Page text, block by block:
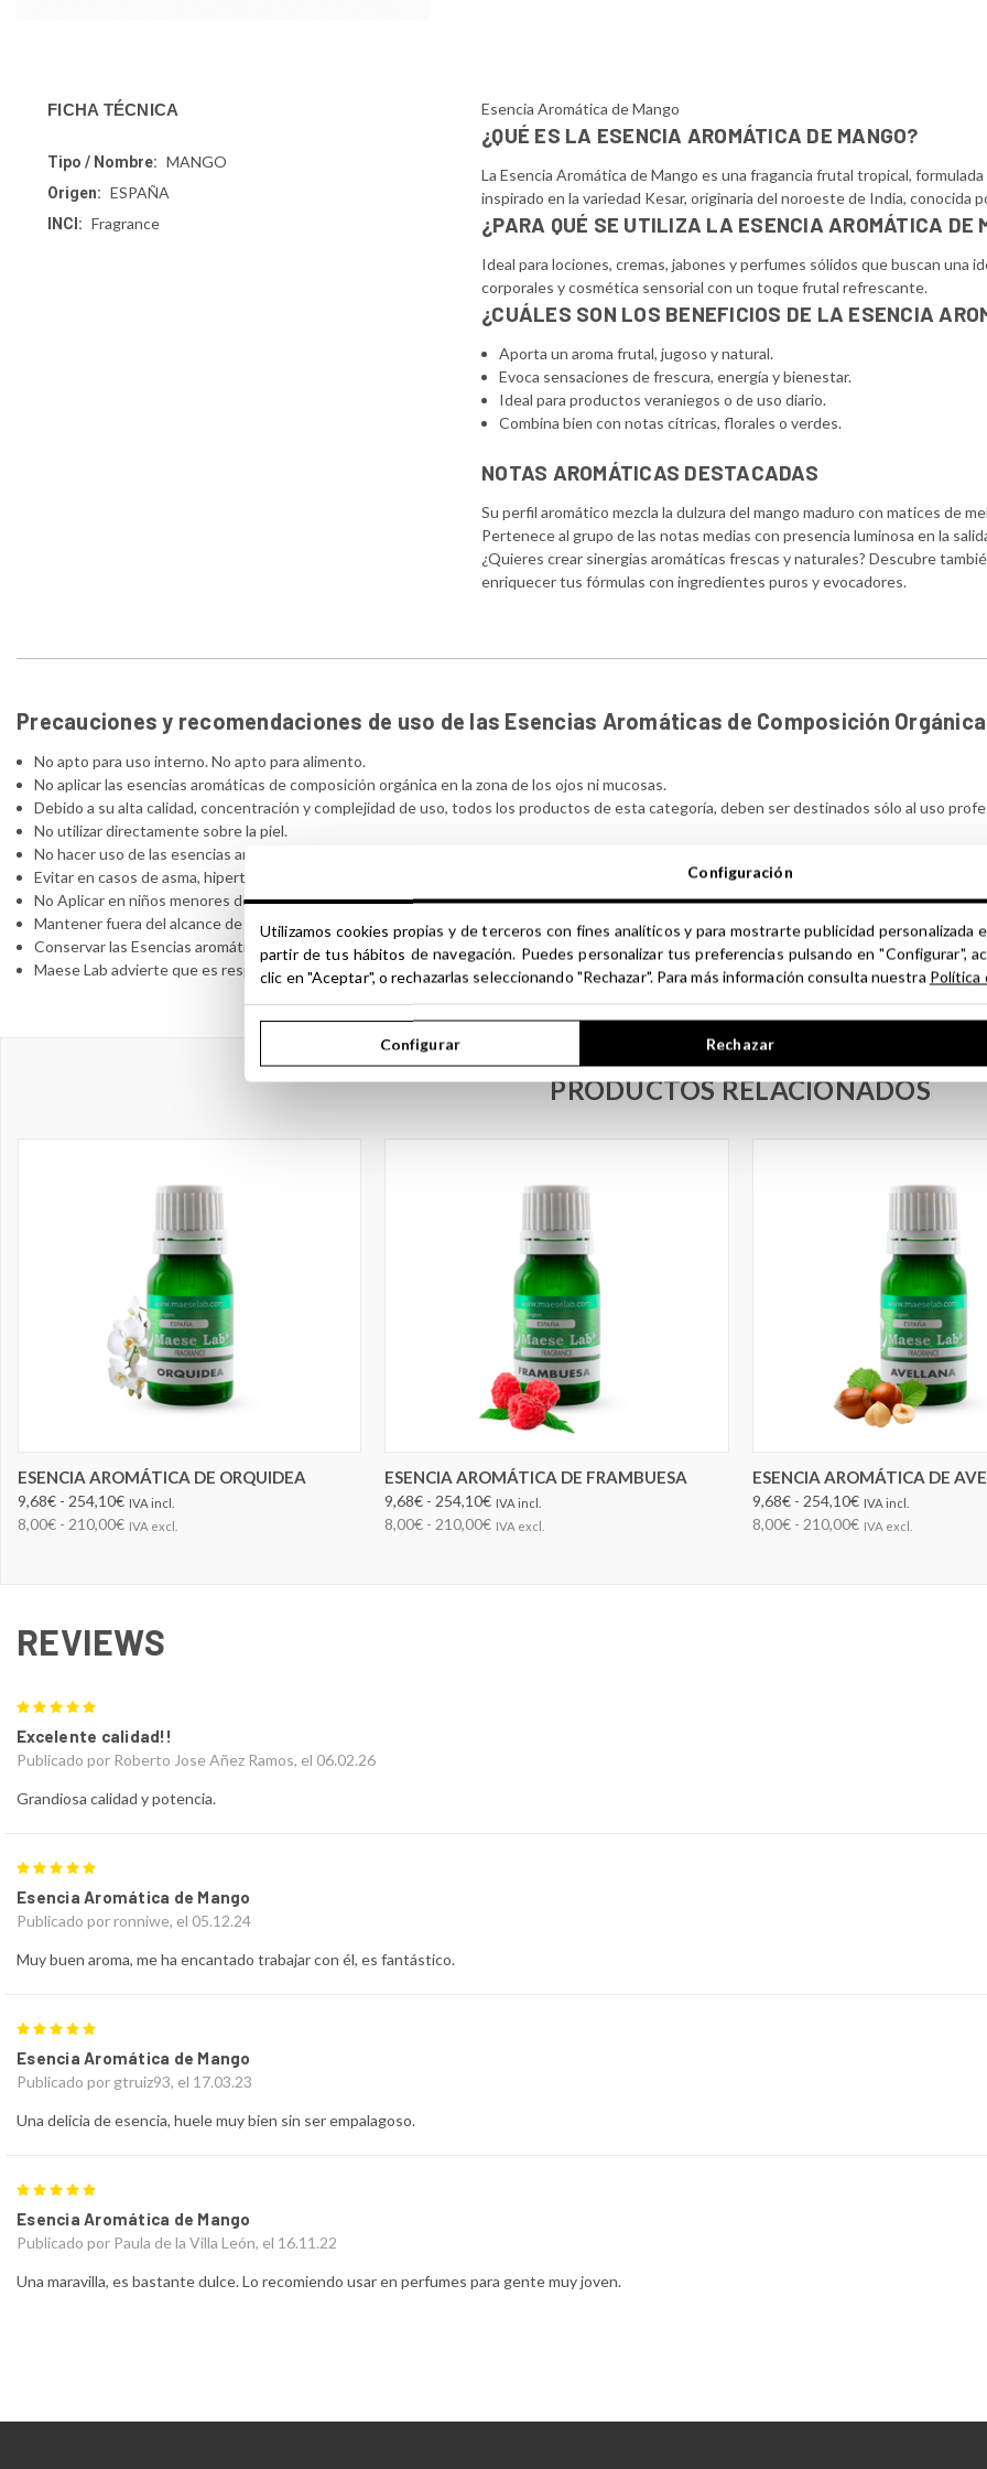
FICHA TÉCNICA
Tipo / Nombre: MANGO
Origen: ESPAÑA
INCI: Fragrance
Esencia Aromática de Mango
¿QUÉ ES LA ESENCIA AROMÁTICA DE MANGO?
La Esencia Aromática de Mango es una fragancia frutal tropical,
inspirado en la variedad Kesar, originaria del noroeste de India, conocida
¿PARA QUÉ SE UTILIZA LA ESENCIA AROMÁTICA DE
Ideal para lociones, cremas, jabones y perfumes sólidos que buscan una
corporales y cosmética sensorial con un toque frutal refrescante.
¿CUÁLES SON LOS BENEFICIOS DE LA ESENCIA
Aporta un aroma frutal, jugoso y natural.
Evoca sensaciones de frescura, energía y bienestar.
Ideal para productos veraniegos o de uso diario.
Combina bien con notas cítricas, florales o verdes.
NOTAS AROMÁTICAS DESTACADAS
Su perfil aromático mezcla la dulzura del mango maduro con matices de
Pertenece al grupo de las notas medias con presencia luminosa en la
¿Quieres crear sinergias aromáticas frescas y naturales? Descubre
enriquecer tus fórmulas con ingredientes puros y evocadores.
Precauciones y recomendaciones de uso de las Esencias Aromáticas de Composición Orgánica
No apto para uso interno. No apto para alimento.
No aplicar las esencias aromáticas de composición orgánica en la zona de los ojos ni mucosas.
Debido a su alta calidad, concentración y complejidad de uso, todos los productos de esta categoría, deben ser destinados sólo al uso
No utilizar directamente sobre la piel.
No hacer uso de las esencias aromáticas de composición orgánica durante el embarazo o lactancia
Evitar en casos de asma, hipertensión, afección renal y en personas que sufran alteraciones neurológicas o personas con alteraciones
No Aplicar en niños menores de 3 Años ni en personas ancianas con síntomas de debilidad física.
Mantener fuera del alcance de los niños.
Conservar las Esencias aromáticas de composición orgánica en lugares frescos, evitando luz directa y manteniendo el envase debidamente
Maese Lab advierte que es responsabilidad del consumidor cualquier uso indebido de este producto, siendo éste ya advertido en este
PRODUCTOS RELACIONADOS
ELEGIR OPCIONES
ESENCIA AROMÁTICA DE ORQUIDEA
9,68€ - 254,10€ IVA incl.
8,00€ - 210,00€ IVA excl.
ELEGIR OPCIONES
ESENCIA AROMÁTICA DE FRAMBUESA
9,68€ - 254,10€ IVA incl.
8,00€ - 210,00€ IVA excl.
ESENCIA AROMÁTICA DE
9,68€ - 254,10€ IVA incl.
8,00€ - 210,00€ IVA excl.
REVIEWS
Excelente calidad!!
Publicado por Roberto Jose Añez Ramos, el 06.02.26
Grandiosa calidad y potencia.
Esencia Aromática de Mango
Publicado por ronniwe, el 05.12.24
Muy buen aroma, me ha encantado trabajar con él, es fantástico.
Esencia Aromática de Mango
Publicado por gtruiz93, el 17.03.23
Una delicia de esencia, huele muy bien sin ser empalagoso.
Esencia Aromática de Mango
Publicado por Paula de la Villa León, el 16.11.22
Una maravilla, es bastante dulce. Lo recomiendo usar en perfumes para gente muy joven.
Configuración
Utilizamos cookies propias y de terceros con fines analíticos y para mostrarte publicidad personalizada
partir de tus hábitos de navegación. Puedes personalizar tus preferencias pulsando en "Configurar",
clic en "Aceptar", o rechazarlas seleccionando "Rechazar". Para más información consulta nuestra Política
Configurar Rechazar